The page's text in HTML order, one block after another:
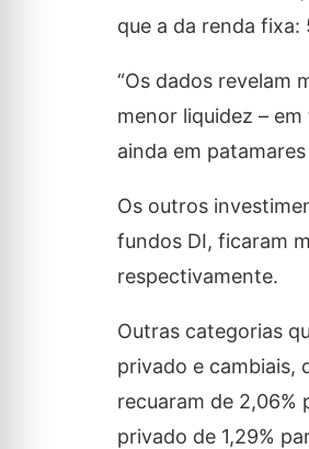
que a da renda
“Os dados revelam
menor liquidez –
ainda em
Os outros
fundos DI, ficaram
respectivamente.
Outras categorias
privado e cambiais,
recuaram de 2,06%
privado de 1,29%